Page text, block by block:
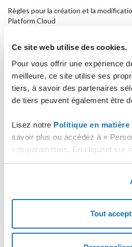
Ce site web utilise des cookies.
Pour vous offrir une expérience
meilleure, ce site utilise ses
tiers, à savoir des partenaires
de tiers peuvent également être
Lisez notre Politique en matière
savoir plus ou accédez à «
vos paramètres. En cliquant sur
consentez au stockage de
stockage des cookies
Tout
Règles pour la création et la
Platform Cloud